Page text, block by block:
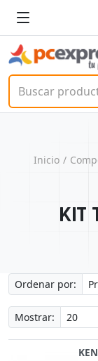
Inicio
KIT
Ordenar por:
Mostrar: